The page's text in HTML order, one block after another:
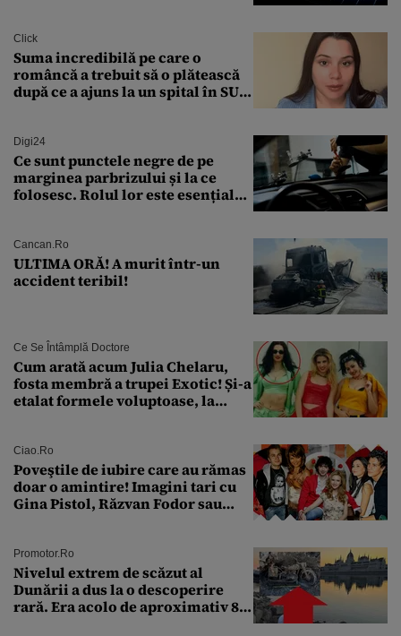
Click
Suma incredibilă pe care o
româncă a trebuit să o plătească
după ce a ajuns la un spital în SUA:
Digi24
Ce sunt punctele negre de pe
marginea parbrizului și la ce
folosesc. Rolul lor este esențial
Cancan.ro
ULTIMA ORĂ! A murit într-un
accident teribil!
Ce Se Întâmplă Doctore
Cum arată acum Julia Chelaru,
fosta membră a trupei Exotic! Și-a
etalat formele voluptoase, la
Ciao.ro
Poveştile de iubire care au rămas
doar o amintire! Imagini tari cu
Gina Pistol, Răzvan Fodor sau
Promotor.ro
Nivelul extrem de scăzut al
Dunării a dus la o descoperire
rară. Era acolo de aproximativ 80